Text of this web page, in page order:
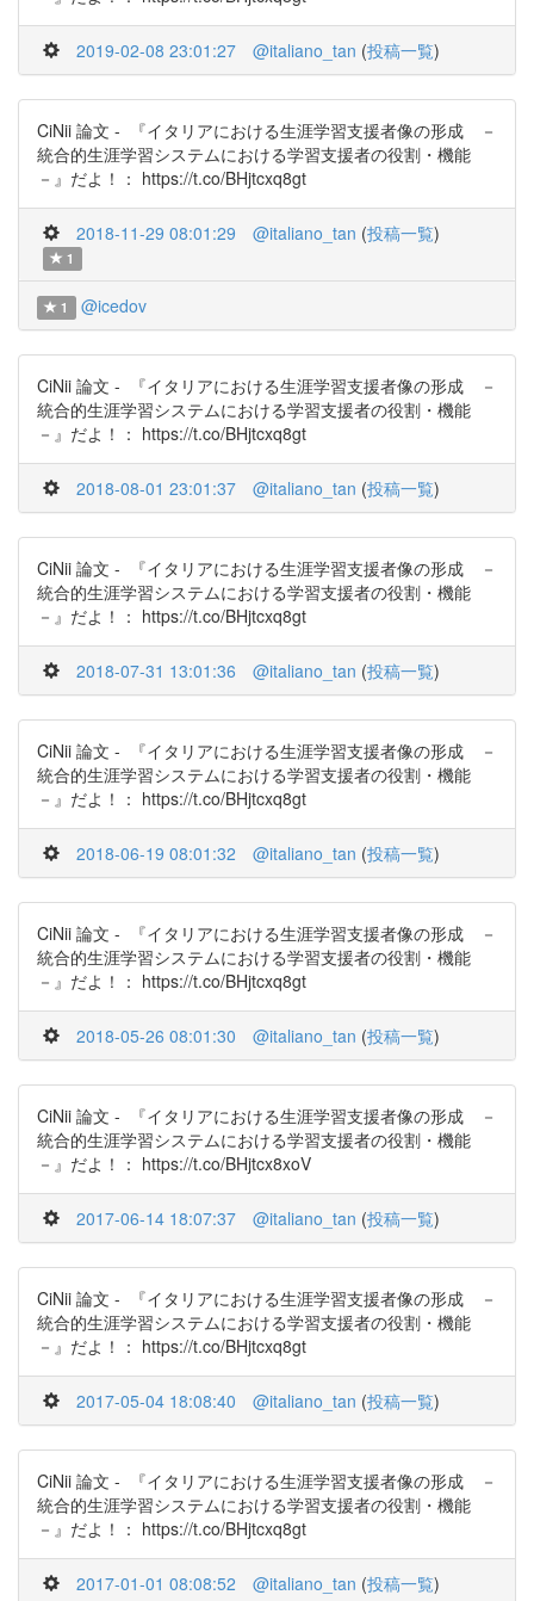
2019-02-08 23:01:27 @italiano_tan (投稿一覧)
CiNii 論文 - 『イタリアにおける生涯学習支援者像の形成 －
統合的生涯学習システムにおける学習支援者の役割・機能
－』だよ！： https://t.co/BHjtcxq8gt
2018-11-29 08:01:29 @italiano_tan (投稿一覧)
1
1 @icedov
CiNii 論文 - 『イタリアにおける生涯学習支援者像の形成 －
統合的生涯学習システムにおける学習支援者の役割・機能
－』だよ！： https://t.co/BHjtcxq8gt
2018-08-01 23:01:37 @italiano_tan (投稿一覧)
CiNii 論文 - 『イタリアにおける生涯学習支援者像の形成 －
統合的生涯学習システムにおける学習支援者の役割・機能
－』だよ！： https://t.co/BHjtcxq8gt
2018-07-31 13:01:36 @italiano_tan (投稿一覧)
CiNii 論文 - 『イタリアにおける生涯学習支援者像の形成 －
統合的生涯学習システムにおける学習支援者の役割・機能
－』だよ！： https://t.co/BHjtcxq8gt
2018-06-19 08:01:32 @italiano_tan (投稿一覧)
CiNii 論文 - 『イタリアにおける生涯学習支援者像の形成 －
統合的生涯学習システムにおける学習支援者の役割・機能
－』だよ！： https://t.co/BHjtcxq8gt
2018-05-26 08:01:30 @italiano_tan (投稿一覧)
CiNii 論文 - 『イタリアにおける生涯学習支援者像の形成 －
統合的生涯学習システムにおける学習支援者の役割・機能
－』だよ！： https://t.co/BHjtcx8xoV
2017-06-14 18:07:37 @italiano_tan (投稿一覧)
CiNii 論文 - 『イタリアにおける生涯学習支援者像の形成 －
統合的生涯学習システムにおける学習支援者の役割・機能
－』だよ！： https://t.co/BHjtcxq8gt
2017-05-04 18:08:40 @italiano_tan (投稿一覧)
CiNii 論文 - 『イタリアにおける生涯学習支援者像の形成 －
統合的生涯学習システムにおける学習支援者の役割・機能
－』だよ！： https://t.co/BHjtcxq8gt
2017-01-01 08:08:52 @italiano_tan (投稿一覧)